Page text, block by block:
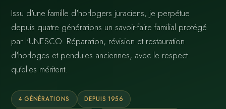
Issu d'une famille d'horlogers juraciens, je perpétue
depuis quatre générations un savoir-faire familial protégé
par l'UNESCO. Réparation, révision et restauration
d'horloges et pendules anciennes, avec le respect
qu'elles méritent.
4 GÉNÉRATIONS DEPUIS 1956